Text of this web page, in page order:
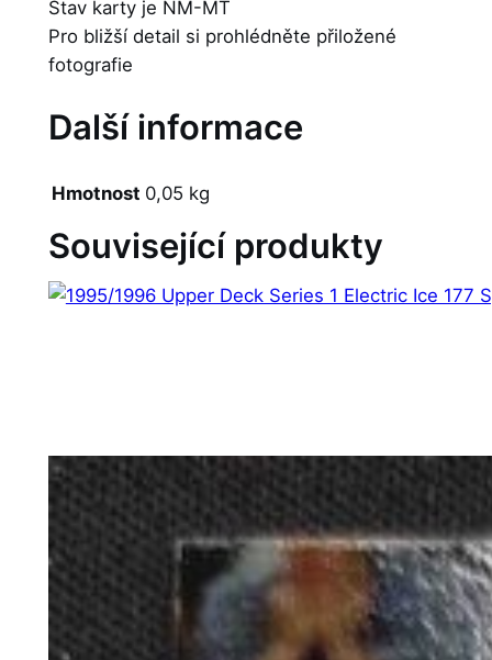
Stav karty je NM-MT
Pro bližší detail si prohlédněte přiložené
fotografie
Další informace
Hmotnost 0,05 kg
Související produkty